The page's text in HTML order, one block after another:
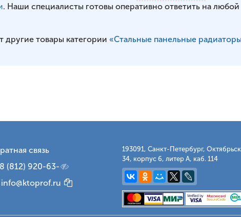
. Наши специалисты готовы оперативно ответить на любой
товары категории «Стальные панельные
связь
8 (812) 920-63-
193091, Санкт-Петербург,
34, корпус 6, литер А, каб. 114